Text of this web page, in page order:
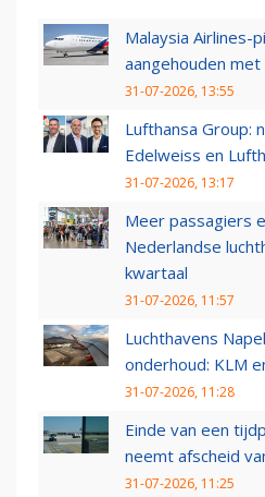
Malaysia Airlines-
aangehouden
31-07-2026, 13:55
Lufthansa Group:
Edelweiss en
31-07-2026, 13:17
Meer passagiers
Nederlandse
kwartaal
31-07-2026, 11:57
Luchthavens
onderhoud: KLM
31-07-2026, 11:28
Einde van een
neemt afscheid
31-07-2026, 11:25